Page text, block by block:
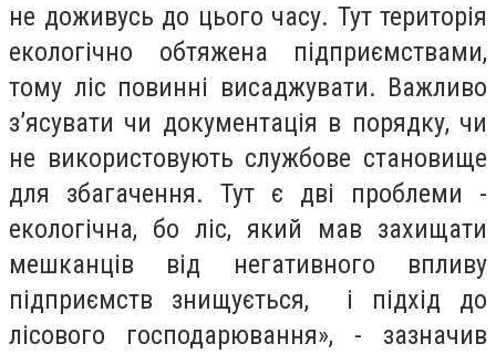
не доживусь до цього часу. Тут територія
екологічно обтяжена підприємствами,
тому ліс повинні висаджувати. Важливо
з’ясувати чи документація в порядку, чи
не використовують службове становище
для збагачення. Тут є дві проблеми -
екологічна, бо ліс, який мав захищати
мешканців від негативного впливу
підприємств знищується, і підхід до
лісового господарювання», - зазначив